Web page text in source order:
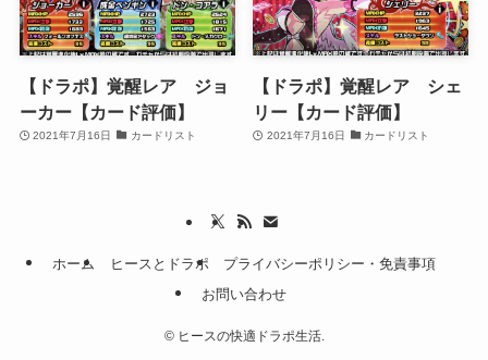
【ドラポ】覚醒レア ジョ
ーカー【カード評価】
2021年7月16日 カードリスト
【ドラポ】覚醒レア シェ
リー【カード評価】
2021年7月16日 カードリスト
ホーム ヒースとドラポ
プライバシーポリシー・免責事項
お問い合わせ
©ヒースの快適ドラポ生活.